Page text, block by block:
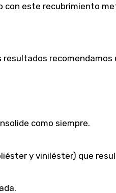
con este recubrimiento
recomendamos
como siempre.
y viniléster) que